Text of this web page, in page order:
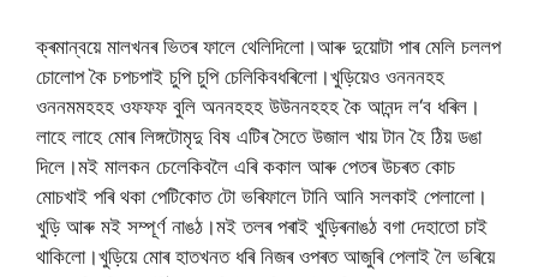
ক্ৰমান্বয়ে মালখনৰ ভিতৰ ফালে থেলিদিলো।আৰু দুয়োটা পাৰ মেলি চললপ
চোলোপ কৈ চপচপাই চুপি চুপি চেলিকিবধৰিলো।খুড়িয়েও ওনননহহ
ওননমমহহহ ওফফফ বুলি অননহহহ উউননহহহ কৈ আনন্দ ল‘ব ধৰিল।
লাহে লাহে মোৰ লিঙ্গটোমৃদু বিষ এটিৰ সৈতে উজাল খায় টান হৈ ঠিয় ডঙা
দিলে।মই মালকন চেলেকিবলৈ এৰি ককাল আৰু পেতৰ উচৰত কোচ
মোচখাই পৰি থকা পেটিকোত টো ভৰিফালে টানি আনি সলকাই পেলালো।
খুড়ি আৰু মই সম্পূৰ্ণ নাঙঠ।মই তলৰ পৰাই খুড়িৰনাঙঠ বগা দেহাতো চাই
থাকিলো।খুড়িয়ে মোৰ হাতখনত ধৰি নিজৰ ওপৰত আজুৰি পেলাই লৈ ভৰিয়ে